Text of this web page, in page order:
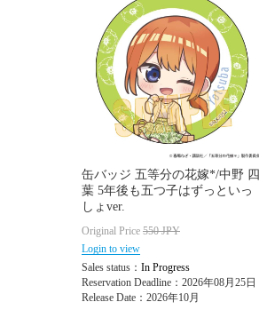
缶バッジ 五等分の花嫁*/中野 四
葉 5年後も五つ子はずっといっ
しょver.
Original Price 550JPY
Login to view
Sales status： In Progress
Reservation Deadline：2026年08月25日
Release Date：2026年10月